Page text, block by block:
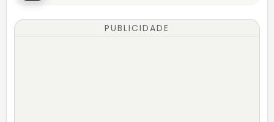
PUBLICIDADE